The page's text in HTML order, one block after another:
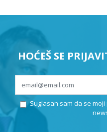
HOĆEŠ SE
Suglasan sam da se